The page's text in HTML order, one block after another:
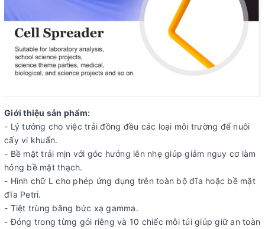
Giới thiệu sản phẩm:
- Lý tưởng cho việc trải đồng đều các loại môi trường để nuôi
cấy vi khuẩn.
- Bề mặt trải mịn với góc hướng lên nhẹ giúp giảm nguy cơ làm
hỏng bề mặt thạch.
- Hình chữ L cho phép ứng dụng trên toàn bộ đĩa hoặc bề mặt
đĩa Petri.
- Tiệt trùng bằng bức xạ gamma.
- Đóng trong từng gói riêng và 10 chiếc mỗi túi giúp giữ an toàn